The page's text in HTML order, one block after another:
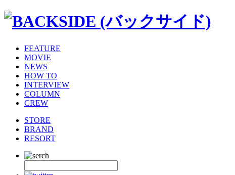
FEATURE
MOVIE
NEWS
HOW TO
INTERVIEW
COLUMN
CREW
STORE
BRAND
RESORT